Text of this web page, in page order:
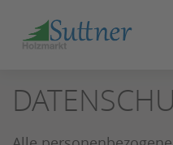
SEITENINHALT